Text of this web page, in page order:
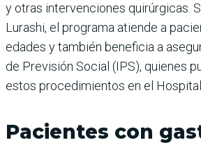
y otras intervenciones quirúrgicas.
Lurashi, el programa atiende a
edades y también beneficia a
de Previsión Social (IPS), quienes
estos procedimientos en el
Pacientes con